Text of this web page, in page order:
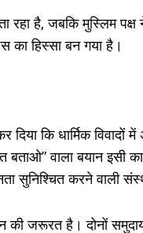
रहा है, जबकि मुस्लिम
का हिस्सा बन गया है।
दिया कि धार्मिक
वाला बयान इसी
सुनिश्चित करने वाली
की जरूरत है। दोनों